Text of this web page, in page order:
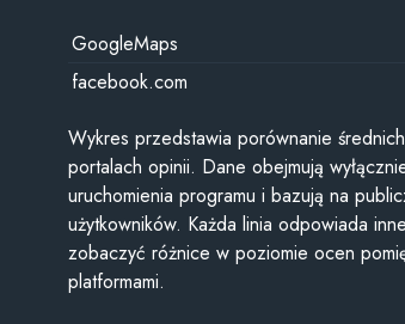
GoogleMaps
facebook.com
Wykres przedstawia porównanie
portalach opinii. Dane obejmują
uruchomienia programu i bazują na
użytkowników. Każda linia odpowiada
zobaczyć różnice w poziomie ocen
platformami.